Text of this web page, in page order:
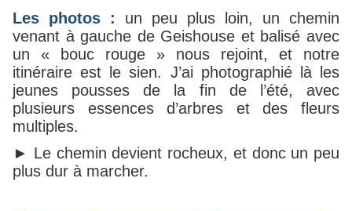
Les photos : un peu plus loin, un chemin
venant à gauche de Geishouse et balisé avec
un « bouc rouge » nous rejoint, et notre
itinéraire est le sien. J’ai photographié là les
jeunes pousses de la fin de l’été, avec
plusieurs essences d’arbres et des fleurs
multiples.
► Le chemin devient rocheux, et donc un peu
plus dur à marcher.